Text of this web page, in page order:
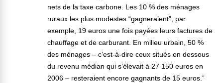
nets de la taxe carbone. Les 10 % des ménages
ruraux les plus modestes “gagneraient”, par
exemple, 19 euros une fois payées leurs factures de
chauffage et de carburant. En milieu urbain, 50 %
des ménages – c’est-à-dire ceux situés en dessous
du revenu médian qui s’élevait à 27 150 euros en
2006 – resteraient encore gagnants de 15 euros.”